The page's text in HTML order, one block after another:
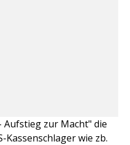
Aufstieg zur Macht" die
wie zb.